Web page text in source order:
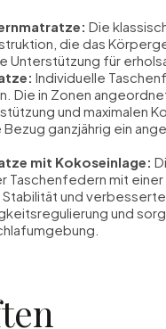
Die
die das
Unterstützung für
Individuelle
Die in Zonen
und maximalen
ganzjährig ein
mit Kokoseinlage:
Taschenfedern mit
Stabilität und
und